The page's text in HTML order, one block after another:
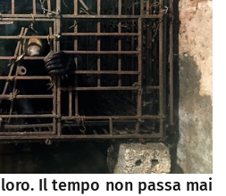
Il tempo non passa mai